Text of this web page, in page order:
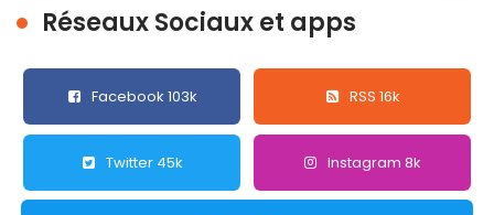
Réseaux Sociaux et apps
Facebook 103k RSS 16k
Twitter 45k Instagram 8k